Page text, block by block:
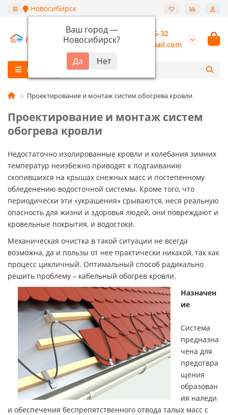
Новосибирск
Ваш город —
Новосибирск?
+7 (913) 987-55-32
burannsk@gmail.com
Каталог
Проектирование и монтаж систем обогрева кровли
Проектирование и монтаж систем
обогрева кровли
Недостаточно изолированные кровли и колебания зимних
температур неизбежно приводят к подтаиванию
скопившихся на крышах снежных масс и постепенному
обледенению водосточной системы. Кроме того, что
периодически эти «украшения» срываются, неся реальную
опасность для жизни и здоровья людей, они повреждают и
кровельные покрытия, и водостоки.
Механическая очистка в такой ситуации не всегда
возможна, да и пользы от нее практически никакой, так как
процесс цикличный. Оптимальный способ радикально
решить проблему – кабельный обогрев кровли.
Назначен
ие
Система
предназна
чена для
предотвра
щения
образован
ия наледи
и обеспечения беспрепятственного отвода талых масс с